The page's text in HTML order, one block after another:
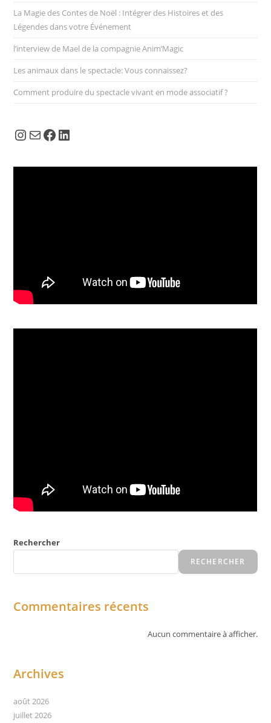
La Magie des Contes de Noël : Intégrer des Histoires et des
Légendes dans votre Événement
l’interview de Mael de la compagnie Anim’Magic
Les animaux dans le spectacle: Vous connaissez?
Comment produire du spectacle vivant en mode associatif ?
Instagram
E-mailFacebook
LinkedIn
Rechercher
RECHERCHER
Commentaires récents
Aucun commentaire à afficher.
Archives
août 2026
juillet 2026